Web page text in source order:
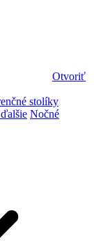
Otvoriť
stolíky
Nočné